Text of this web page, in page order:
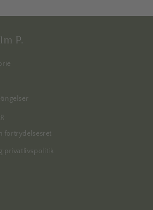
P.
fortrydelsesret
privatlivspolitik